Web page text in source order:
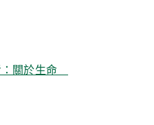
：關於生命